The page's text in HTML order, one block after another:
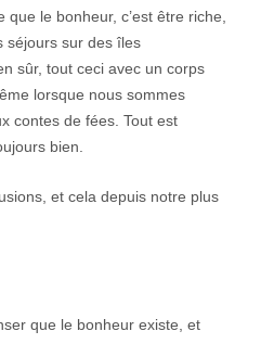
le bonheur, c’est être riche,
séjours sur des îles
sûr, tout ceci avec un corps
lorsque nous sommes
contes de fées. Tout est
bien.
et cela depuis notre plus
que le bonheur existe, et